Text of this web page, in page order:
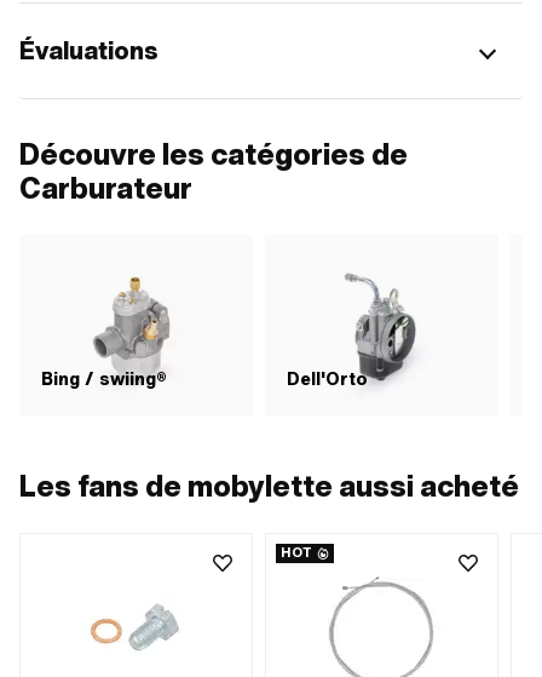
Évaluations
Découvre les catégories de
Carburateur
Bing / swiing® Dell'Orto
Les fans de mobylette aussi acheté
HOT